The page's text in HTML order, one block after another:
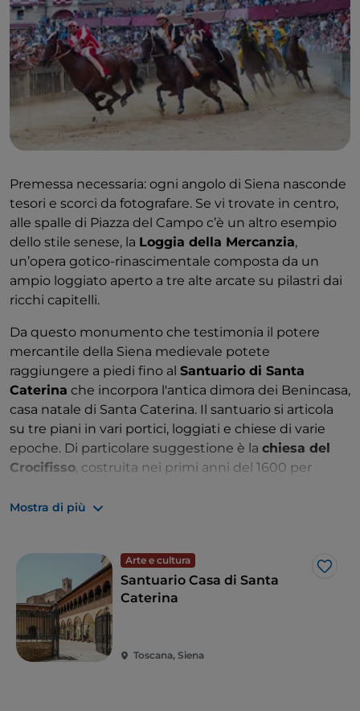
a volta ogivale completamente affrescate, il
Battistero è tra i più fulgidi esempi della pittura
senese del Quattrocento.
Premessa necessaria: ogni angolo di Siena nasconde
tesori e scorci da fotografare. Se vi trovate in centro,
alle spalle di Piazza del Campo c’è un altro esempio
dello stile senese, la Loggia della Mercanzia,
un’opera gotico-rinascimentale composta da un
ampio loggiato aperto a tre alte arcate su pilastri dai
ricchi capitelli.
Da questo monumento che testimonia il potere
mercantile della Siena medievale potete
raggiungere a piedi fino al Santuario di Santa
Caterina che incorpora l'antica dimora dei Benincasa,
casa natale di Santa Caterina. Il santuario si articola
su tre piani in vari portici, loggiati e chiese di varie
epoche. Di particolare suggestione è la chiesa del
Crocifisso, costruita nei primi anni del 1600 per
stimmate nel 1375.
visita alMuseo dell’Opera, uno dei musei privati più
antichi d’Italia, situato alle spalle del Duomo. Fondato
nel 1869, il museo custodisce due capolavori di
Duccio di Boninsegna: la pala d’altare della Maestà e
la vetrata policroma realizzata per l’abside del
Duomo.
Mostra di più
Arte e cultura
Like
Santuario Casa di Santa
Caterina
Toscana, Siena